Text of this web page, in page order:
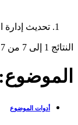
تحديث إدارة المنتدى 2023: منتدى زراعة نت مفتوح حاليا للقراءة فقط، ولا يقبل مشاركات جديدة. يمكنكم استخدام
النتائج 1 إلى 7 من 7
الموضوع:
أدوات الموضوع